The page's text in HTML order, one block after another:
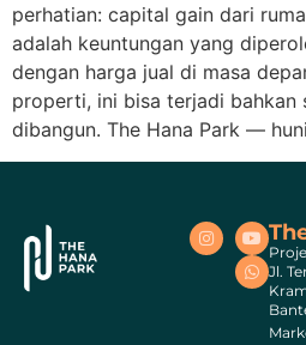
perhatian: capital gain dari
adalah keuntungan yang
dengan harga jual di masa
properti, ini bisa terjadi bahkan
dibangun. The Hana Park —
Jl.